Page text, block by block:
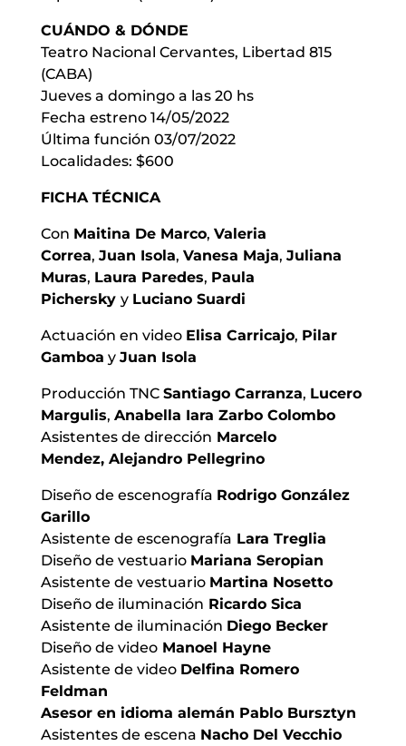
CUÁNDO & DÓNDE
Teatro Nacional Cervantes, Libertad 815
(CABA)
Jueves a domingo a las 20 hs
Fecha estreno 14/05/2022
Última función 03/07/2022
Localidades: $600
FICHA TÉCNICA
Con Maitina De Marco, Valeria
Correa, Juan Isola, Vanesa Maja, Juliana
Muras, Laura Paredes, Paula
Pichersky y Luciano Suardi
Actuación en video Elisa Carricajo, Pilar
Gamboa y Juan Isola
Producción TNC Santiago Carranza, Lucero
Margulis, Anabella Iara Zarbo Colombo
Asistentes de dirección Marcelo
Mendez, Alejandro Pellegrino
Diseño de escenografía Rodrigo González
Garillo
Asistente de escenografía Lara Treglia
Diseño de vestuario Mariana Seropian
Asistente de vestuario Martina Nosetto
Diseño de iluminación Ricardo Sica
Asistente de iluminación Diego Becker
Diseño de videoManoel Hayne
Asistente de video Delfina Romero
Feldman
Asesor en idioma alemán Pablo Bursztyn
Asistentes de escena Nacho Del Vecchio